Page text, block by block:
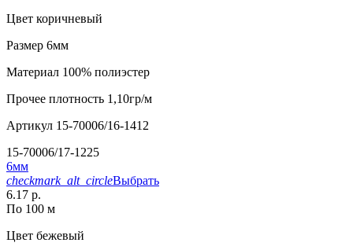
Цвет коричневый
Размер 6мм
Материал 100% полиэстер
Прочее плотность 1,10гр/м
Артикул 15-70006/16-1412
15-70006/17-1225
6мм
checkmark_alt_circleВыбрать
6.17 р.
По 100 м
Цвет бежевый